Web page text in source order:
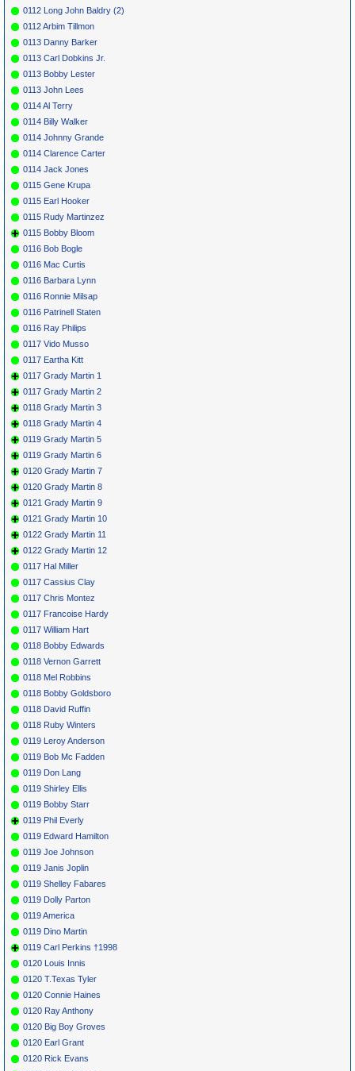
0112 Long John Baldry (2)
0112 Arbim Tillmon
0113 Danny Barker
0113 Carl Dobkins Jr.
0113 Bobby Lester
0113 John Lees
0114 Al Terry
0114 Billy Walker
0114 Johnny Grande
0114 Clarence Carter
0114 Jack Jones
0115 Gene Krupa
0115 Earl Hooker
0115 Rudy Martinzez
0115 Bobby Bloom
0116 Bob Bogle
0116 Mac Curtis
0116 Barbara Lynn
0116 Ronnie Milsap
0116 Patrinell Staten
0116 Ray Philips
0117 Vido Musso
0117 Eartha Kitt
0117 Grady Martin 1
0117 Grady Martin 2
0118 Grady Martin 3
0118 Grady Martin 4
0119 Grady Martin 5
0119 Grady Martin 6
0120 Grady Martin 7
0120 Grady Martin 8
0121 Grady Martin 9
0121 Grady Martin 10
0122 Grady Martin 11
0122 Grady Martin 12
0117 Hal Miller
0117 Cassius Clay
0117 Chris Montez
0117 Francoise Hardy
0117 William Hart
0118 Bobby Edwards
0118 Vernon Garrett
0118 Mel Robbins
0118 Bobby Goldsboro
0118 David Ruffin
0118 Ruby Winters
0119 Leroy Anderson
0119 Bob Mc Fadden
0119 Don Lang
0119 Shirley Ellis
0119 Bobby Starr
0119 Phil Everly
0119 Edward Hamilton
0119 Joe Johnson
0119 Janis Joplin
0119 Shelley Fabares
0119 Dolly Parton
0119 America
0119 Dino Martin
0119 Carl Perkins †1998
0120 Louis Innis
0120 T.Texas Tyler
0120 Connie Haines
0120 Ray Anthony
0120 Big Boy Groves
0120 Earl Grant
0120 Rick Evans